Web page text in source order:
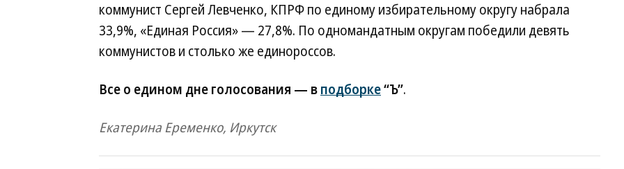
коммунист Сергей Левченко, КПРФ по единому избирательному округу набрала
33,9%, «Единая Россия» — 27,8%. По одномандатным округам победили девять
коммунистов и столько же единороссов.
Все о едином дне голосования — вподборке“Ъ”.
Екатерина Еременко, Иркутск